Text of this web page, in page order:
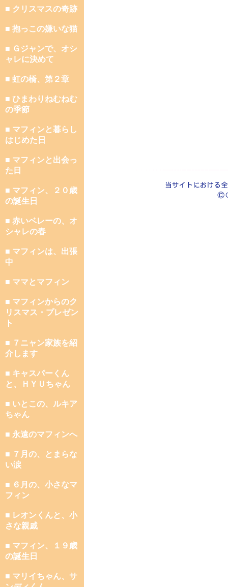
■ クリスマスの奇跡
■ 抱っこの嫌いな猫
■ Ｇジャンで、オシ
ャレに決めて
■ 虹の橋、第２章
■ ひまわりねむねむ
の季節
■ マフィンと暮らし
はじめた日
■ マフィンと出会っ
た日
■ マフィン、２０歳
の誕生日
■ 赤いベレーの、オ
シャレの春
■ マフィンは、出張
中
■ ママとマフィン
■ マフィンからのク
リスマス・プレゼン
ト
■ ７ニャン家族を紹
介します
■ キャスパーくん
と、ＨＹＵちゃん
■ いとこの、ルキア
ちゃん
■ 永遠のマフィンへ
■ ７月の、とまらな
い涙
■ ６月の、小さなマ
フィン
■ レオンくんと、小
さな親戚
■ マフィン、１９歳
の誕生日
■ マリイちゃん、サ